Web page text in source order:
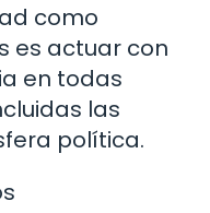
como
es actuar con
en todas
las
política.